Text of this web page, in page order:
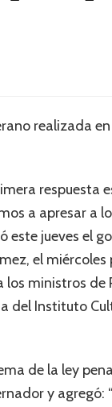
realizada
respuesta
a apresar a
este jueves el
el
ministros
del Instituto
de la ley
y